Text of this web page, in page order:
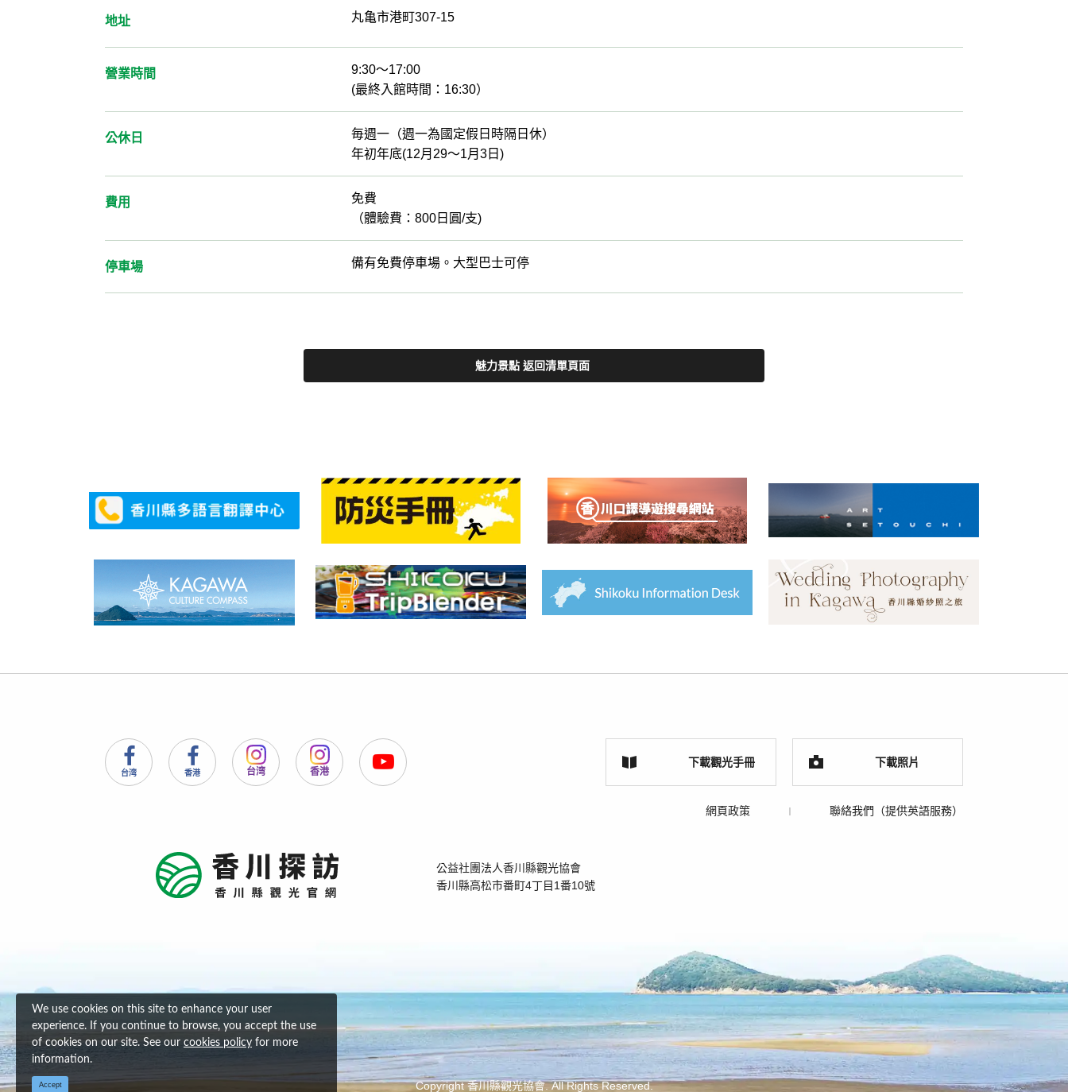
地址 丸亀市港町307-15
營業時間
9:30～17:00
(最終入館時間：16:30）
公休日
毎週一（週一為國定假日時隔日休）
年初年底(12月29～1月3日)
費用
免費
（體驗費：800日圓/支)
停車場 備有免費停車場。大型巴士可停
魅力景點 返回清單頁面
台湾 香港 台湾 香港
下載觀光手冊 下載照片
網頁政策 聯絡我們（提供英語服務）
公益社團法人香川縣觀光協會
香川縣高松市番町4丁目1番10號
Copyright 香川縣觀光協會. All Rights Reserved.
We use cookies on this site to enhance your user
experience. If you continue to browse, you accept the use
of cookies on our site. See our cookies policy for more
information.
Accept